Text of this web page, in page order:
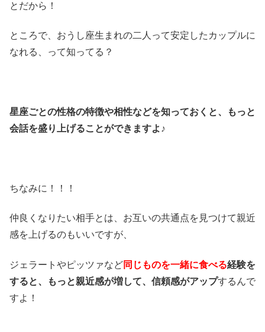
とだから！
ところで、おうし座生まれの二人って安定したカップルに
なれる、って知ってる？
星座ごとの性格の特徴や相性などを知っておくと、もっと
会話を盛り上げることができますよ♪
ちなみに！！！
仲良くなりたい相手とは、お互いの共通点を見つけて親近
感を上げるのもいいですが、
ジェラートやピッツァなど同じものを一緒に食べる経験を
すると、もっと親近感が増して、信頼感がアップするんで
すよ！